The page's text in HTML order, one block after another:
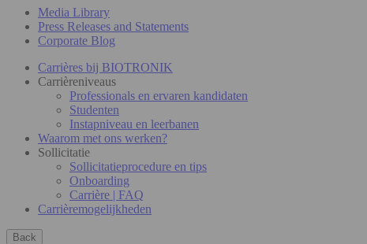
Media Library
Press Releases and Statements
Corporate Blog
Carrières bij BIOTRONIK
Carrièreniveaus
Professionals en ervaren kandidaten
Studenten
Instapniveau en leerbanen
Waarom met ons werken?
Sollicitatie
Sollicitatieprocedure en tips
Onboarding
Carrière | FAQ
Carrièremogelijkheden
Back